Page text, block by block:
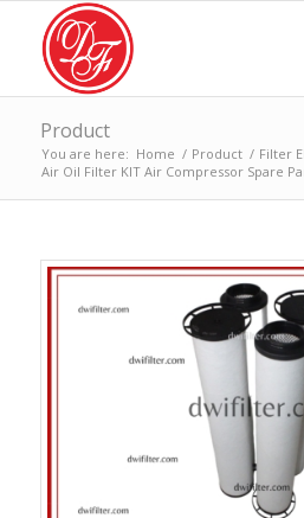
Product
You are here: Home / Product / Filter
Air Oil Filter KIT Air Compressor Spare